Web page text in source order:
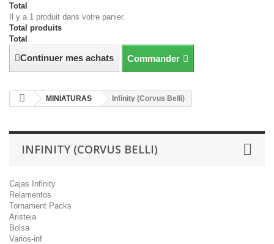
Total
Il y a 1 produit dans votre panier.
Total produits
Total
Continuer mes achats Commander
MINIATURAS Infinity (Corvus Belli)
INFINITY (CORVUS BELLI)
Cajas Infinity
Relamentos
Tornament Packs
Aristeia
Bolsa
Varios-inf